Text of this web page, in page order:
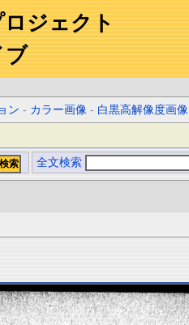
ジェクト
ブ
ン - カラー画像 - 白黒高解像度画像
全文検索